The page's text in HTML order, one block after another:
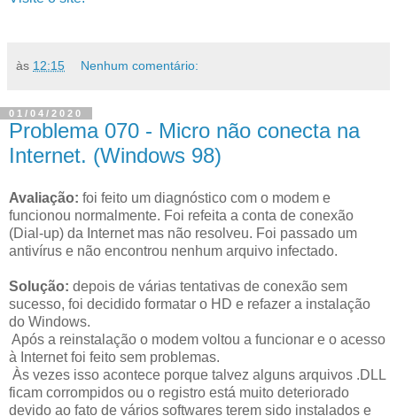
às 12:15 Nenhum comentário:
01/04/2020
Problema 070 - Micro não conecta na
Internet. (Windows 98)
Avaliação: foi feito um diagnóstico com o modem e
funcionou normalmente. Foi refeita a conta de conexão
(Dial-up) da Internet mas não resolveu. Foi passado um
antivírus e não encontrou nenhum arquivo infectado.
Solução: depois de várias tentativas de conexão sem
sucesso, foi decidido formatar o HD e refazer a instalação
do Windows.
Após a reinstalação o modem voltou a funcionar e o acesso
à Internet foi feito sem problemas.
Às vezes isso acontece porque talvez alguns arquivos .DLL
ficam corrompidos ou o registro está muito deteriorado
devido ao fato de vários softwares terem sido instalados e